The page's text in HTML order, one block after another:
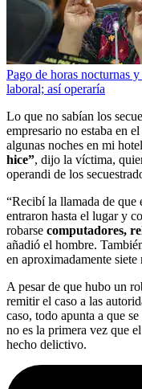
Pago de horas nocturnas
laboral; así operaría
Lo que no sabían los
empresario no estaba en
algunas noches en mi
hice”, dijo la víctima,
operandi de los
“Recibí la llamada de que
entraron hasta el lugar y
robarse computadores,
añadió el hombre.
en aproximadamente siete
A pesar de que hubo un
remitir el caso a las
caso, todo apunta a que
no es la primera vez que
hecho delictivo.